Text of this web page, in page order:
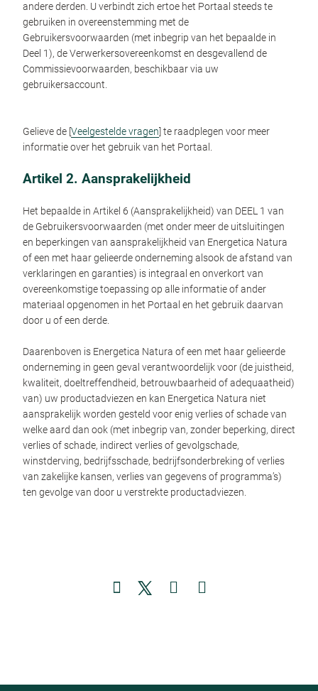
andere derden. U verbindt zich ertoe het Portaal steeds te
gebruiken in overeenstemming met de
Gebruikersvoorwaarden (met inbegrip van het bepaalde in
Deel 1), de Verwerkersovereenkomst en desgevallend de
Commissievoorwaarden, beschikbaar via uw
gebruikersaccount.
Gelieve de [Veelgestelde vragen] te raadplegen voor meer
informatie over het gebruik van het Portaal.
Artikel 2. Aansprakelijkheid
Het bepaalde in Artikel 6 (Aansprakelijkheid) van DEEL 1 van
de Gebruikersvoorwaarden (met onder meer de uitsluitingen
en beperkingen van aansprakelijkheid van Energetica Natura
of een met haar gelieerde onderneming alsook de afstand van
verklaringen en garanties) is integraal en onverkort van
overeenkomstige toepassing op alle informatie of ander
materiaal opgenomen in het Portaal en het gebruik daarvan
door u of een derde.
Daarenboven is Energetica Natura of een met haar gelieerde
onderneming in geen geval verantwoordelijk voor (de juistheid,
kwaliteit, doeltreffendheid, betrouwbaarheid of adequaatheid)
van) uw productadviezen en kan Energetica Natura niet
aansprakelijk worden gesteld voor enig verlies of schade van
welke aard dan ook (met inbegrip van, zonder beperking, direct
verlies of schade, indirect verlies of gevolgschade,
winstderving, bedrijfsschade, bedrijfsonderbreking of verlies
van zakelijke kansen, verlies van gegevens of programma’s)
ten gevolge van door u verstrekte productadviezen.